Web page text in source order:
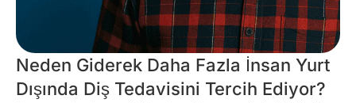
Neden Giderek Daha Fazla İnsan Yurt
Dışında Diş Tedavisini Tercih Ediyor?